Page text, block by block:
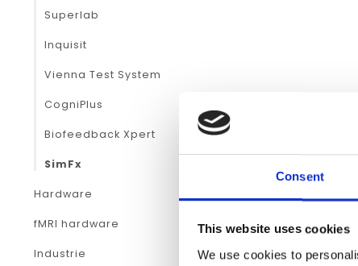
Consent
This website uses cookies
We use cookies to
Superlab
Inquisit
Vienna Test System
CogniPlus
Biofeedback Xpert
SimFx
Hardware
fMRI hardware
Industrie